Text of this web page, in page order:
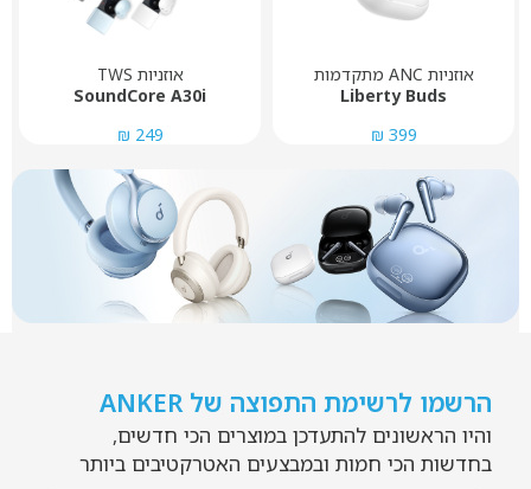
אוזניות ANC מתקדמות
Liberty Buds
399 ₪
אוזניות TWS
SoundCore A30i
249 ₪
הרשמו לרשימת התפוצה של ANKER
והיו הראשונים להתעדכן במוצרים הכי חדשים,
בחדשות הכי חמות ובמבצעים האטרקטיבים ביותר